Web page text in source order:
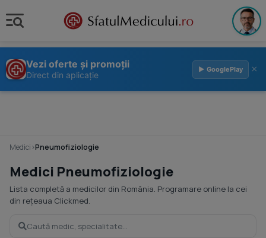
Vezi oferte și promoții
Direct din aplicație
▶ GooglePlay ×
Medici›Pneumofiziologie
Medici Pneumofiziologie
Lista completă a medicilor din România. Programare online la cei
din rețeaua Clickmed.